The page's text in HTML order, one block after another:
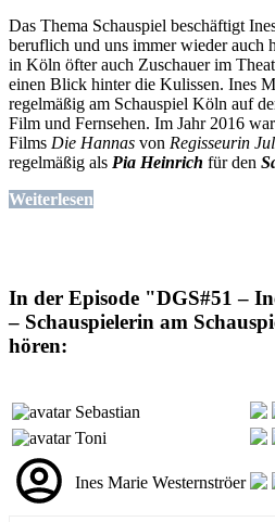
Das Thema Schauspiel beschäftigt
beruflich und uns immer wieder auch
in Köln öfter auch Zuschauer im
einen Blick hinter die Kulissen. Ines
regelmäßig am Schauspiel Köln auf
Film und Fernsehen. Im Jahr 2016
Films Die Hannas von Regisseurin
regelmäßig als Pia Heinrich für den
Weiterlesen
In der Episode "DGS#51 –
– Schauspielerin am
hören:
Sebastian
Toni
Ines Marie Westernströer